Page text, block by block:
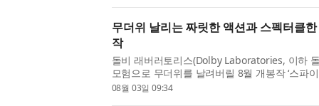
무더위 날리는 짜릿한 액션과 스펙터클
작
돌비 래버러토리스(Dolby Laboratories, 이하
모험으로 무더위를 날려버릴 8월 개봉작 ‘스파
‘워페어’, ‘오크 스트리트의 마지막 날’을 소개
08월 03일 09:34